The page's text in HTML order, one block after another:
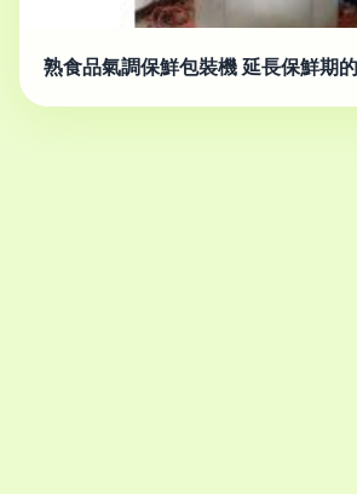
熟食品氣調保鮮包裝機 延長保鮮期